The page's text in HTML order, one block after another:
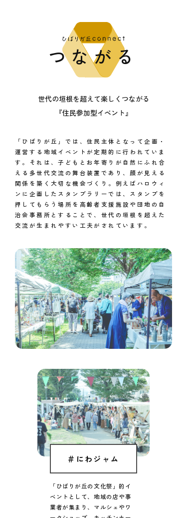
つながる
世代の垣根を超えて楽しくつながる
『住民参加型イベント』
「ひばりが丘」では、住民主体となって企画・
運営する地域イベントが定期的に行われていま
す。それは、子どもとお年寄りが自然にふれ合
える多世代交流の舞台装置であり、顔が見える
関係を築く大切な機会づくり。例えばハロウィ
ンに企画したスタンプラリーでは、スタンプを
押してもらう場所を高齢者支援施設や団地の自
治会事務所とすることで、世代の垣根を超えた
交流が生まれやすい工夫がされています。
＃にわジャム
「ひばりが丘の文化祭」的イ
ベント として、地域の店や事
業者が集まり、 マルシェやワ